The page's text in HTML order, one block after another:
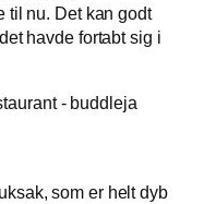
nu. Det kan godt
havde fortabt sig i
som er helt dyb